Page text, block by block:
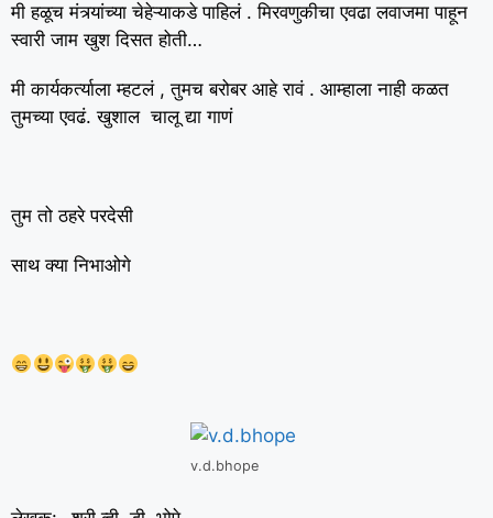
मी हळूच मंत्र्यांच्या चेहेऱ्याकडे पाहिलं . मिरवणुकीचा एवढा लवाजमा पाहून
स्वारी जाम खुश दिसत होती…
मी कार्यकर्त्याला म्हटलं , तुमच बरोबर आहे रावं . आम्हाला नाही कळत
तुमच्या एवढं. खुशाल चालू द्या गाणं
तुम तो ठहरे परदेसी
साथ क्या निभाओगे
v.d.bhope